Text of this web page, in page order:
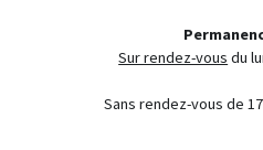
Sur rendez-vous du
Sans rendez-vous de